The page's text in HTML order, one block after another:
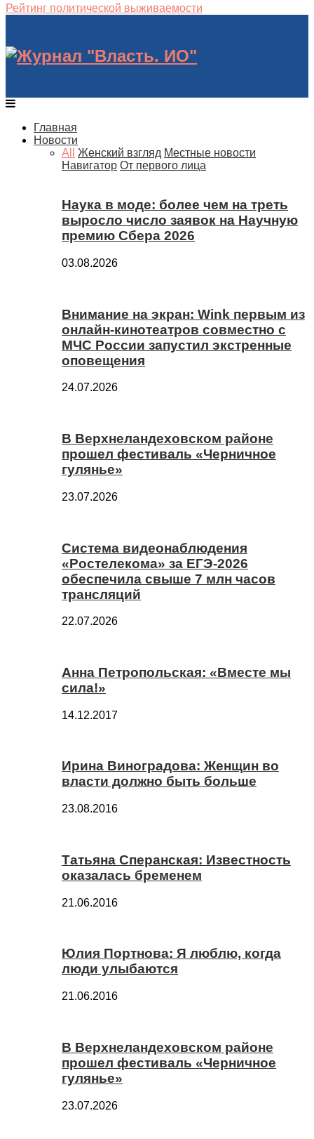
Рейтинг политической выживаемости
Главная
Новости
All
Женский взгляд Местные новости
Навигатор От первого лица
Наука в моде: более чем на треть
выросло число заявок на Научную
премию Сбера 2026
03.08.2026
Внимание на экран: Wink первым из
онлайн-кинотеатров совместно с
МЧС России запустил экстренные
оповещения
24.07.2026
В Верхнеландеховском районе
прошел фестиваль «Черничное
гулянье»
23.07.2026
Система видеонаблюдения
«Ростелекома» за ЕГЭ-2026
обеспечила свыше 7 млн часов
трансляций
22.07.2026
Анна Петропольская: «Вместе мы
сила!»
14.12.2017
Ирина Виноградова: Женщин во
власти должно быть больше
23.08.2016
Татьяна Сперанская: Известность
оказалась бременем
21.06.2016
Юлия Портнова: Я люблю, когда
люди улыбаются
21.06.2016
В Верхнеландеховском районе
прошел фестиваль «Черничное
гулянье»
23.07.2026